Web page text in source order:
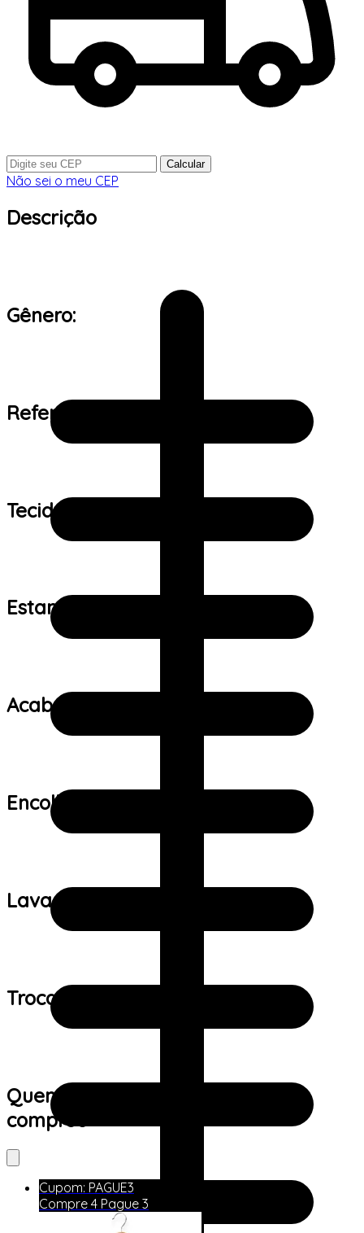
Calcular
Não sei o meu CEP
Descrição
Gênero:
Referência de tamanho:
Tecido:
Estampa:
Acabamento:
Encolhimento:
Lavagem:
Trocas e devoluções:
Quem viu este produto também
comprou